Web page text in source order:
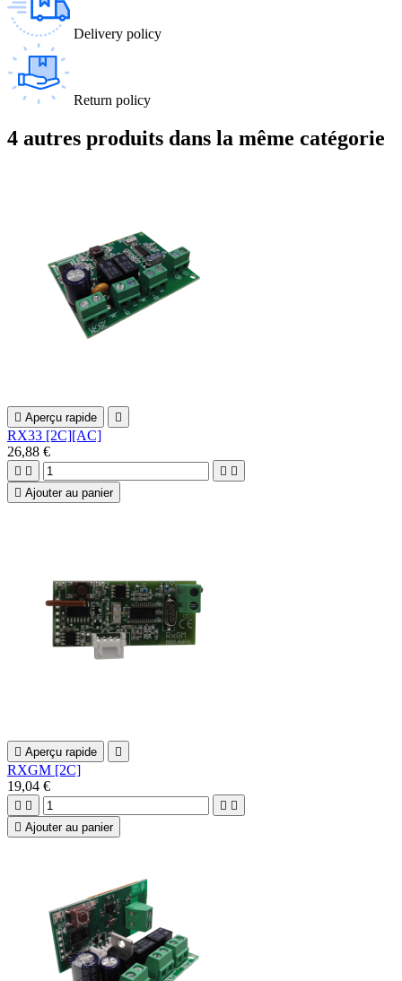
Delivery policy
Return policy
4 autres produits dans la même catégorie
 Aperçu rapide 
RX33 [2C][AC]
26,88 €
   
 Ajouter au panier
 Aperçu rapide 
RXGM [2C]
19,04 €
   
 Ajouter au panier